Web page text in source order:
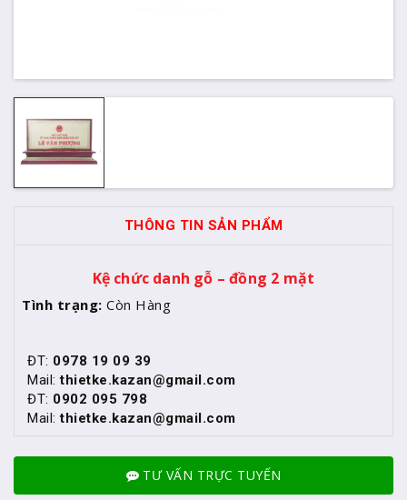
THÔNG TIN SẢN PHẨM
Kệ chức danh gỗ – đồng 2 mặt
Tình trạng: Còn Hàng
ĐT: 0978 19 09 39
Mail:thietke.kazan@gmail.com
ĐT: 0902 095 798
Mail:thietke.kazan@gmail.com
TƯ VẤN TRỰC TUYẾN